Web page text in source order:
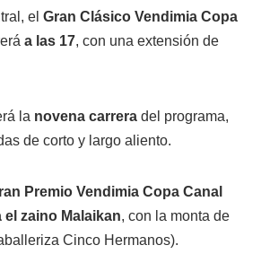
el Gran Clásico Vendimia Copa
a las 17, con una extensión de
la novena carrera del programa,
de corto y largo aliento.
Premio Vendimia Copa Canal
el zaino Malaikan, con la monta de
Cinco Hermanos).